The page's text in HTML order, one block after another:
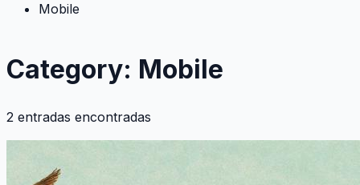
Mobile
Category: Mobile
2 entradas encontradas